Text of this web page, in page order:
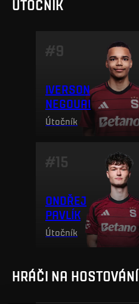
ÚTOČNÍK
#9
IVERSON
NEGOUAI
Útočník
#15
ONDŘEJ
PAVLÍK
Útočník
HRÁČI NA HOSTOVÁNÍ